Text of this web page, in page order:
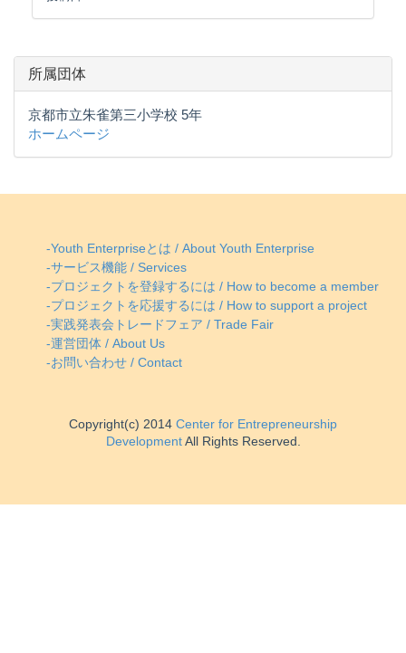
所属団体
京都市立朱雀第三小学校 5年
ホームページ
-Youth Enterpriseとは / About Youth Enterprise
-サービス機能 / Services
-プロジェクトを登録するには / How to become a member
-プロジェクトを応援するには / How to support a project
-実践発表会トレードフェア / Trade Fair
-運営団体 / About Us
-お問い合わせ / Contact
Copyright(c) 2014 Center for Entrepreneurship
DevelopmentAll Rights Reserved.